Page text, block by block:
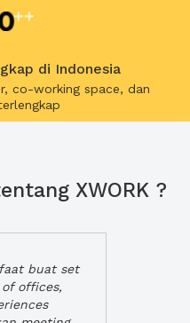
di Indonesia
co-working space, dan
XWORK ?
buat set
offices,